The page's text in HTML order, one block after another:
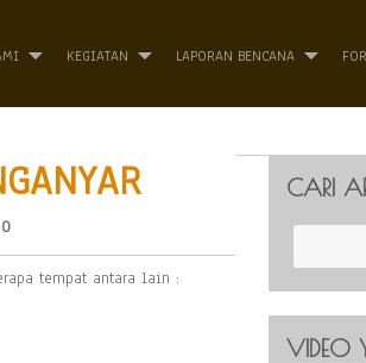
KEGIATAN LAPORAN BENCANA
tempat antara lain :
CARI
VIDEO